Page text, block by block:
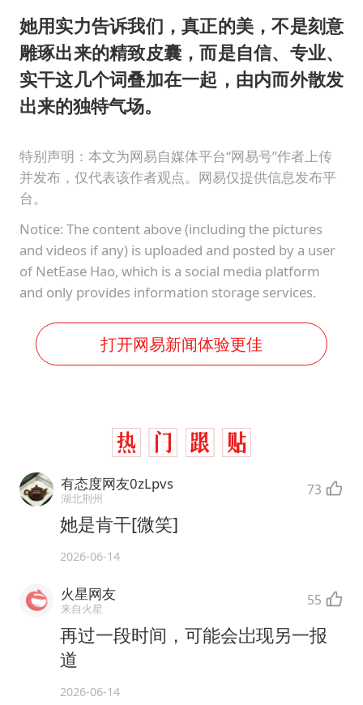
她用实力告诉我们，真正的美，不是刻意
雕琢出来的精致皮囊，而是自信、专业、
实干这几个词叠加在一起，由内而外散发
出来的独特气场。
特别声明：本文为网易自媒体平台“网易号”作者上传
并发布，仅代表该作者观点。网易仅提供信息发布平
台。
Notice: The content above (including the pictures
and videos if any) is uploaded and posted by a user
of NetEase Hao, which is a social media platform
and only provides information storage services.
打开网易新闻体验更佳
有态度网友0zLpvs
湖北荆州 73
她是肯干[微笑]
2026-06-14
火星网友
来自火星 55
再过一段时间，可能会岀现另一报
道
2026-06-14